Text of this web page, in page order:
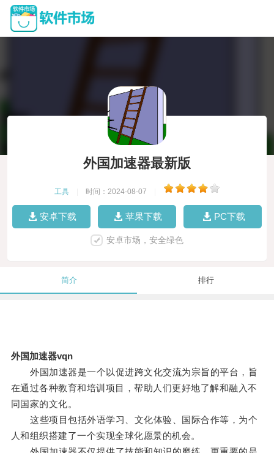
外国加速器最新版
工具 时间：2024-08-07
安卓下载 苹果下载 PC下载
安卓市场，安全绿色
简介 排行
外国加速器vqn
外国加速器是一个以促进跨文化交流为宗旨的平台，旨
在通过各种教育和培训项目，帮助人们更好地了解和融入不
同国家的文化。
这些项目包括外语学习、文化体验、国际合作等，为个
人和组织搭建了一个实现全球化愿景的机会。